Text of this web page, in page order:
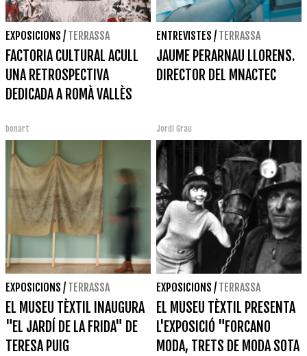
EXPOSICIONS / TERRASSA
FACTORIA CULTURAL ACULL
UNA RETROSPECTIVA
DEDICADA A ROMÀ VALLÈS
bonart
ENTREVISTES / TERRASSA
JAUME PERARNAU LLORENS.
DIRECTOR DEL MNACTEC
Jordi Grau
EXPOSICIONS / TERRASSA
EL MUSEU TÈXTIL INAUGURA
"EL JARDÍ DE LA FRIDA" DE
TERESA PUIG
EXPOSICIONS / TERRASSA
EL MUSEU TÈXTIL PRESENTA
L'EXPOSICIÓ "FORCANO
MODA, TRETS DE MODA SOTA